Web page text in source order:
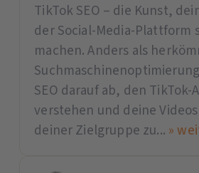
TikTok SEO – die Kunst,
der Social-Media-Plattform
machen. Anders als
SEO darauf ab, den
verstehen und deine
deiner Zielgruppe zu... »